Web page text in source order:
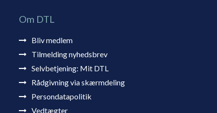
Om DTL
Bliv medlem
Tilmelding nyhedsbrev
Selvbetjening: Mit DTL
Rådgivning via skærmdeling
Persondatapolitik
Vedtægter